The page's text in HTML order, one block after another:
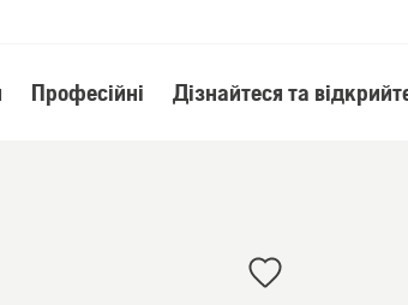
Професійні Дізнайтеся та